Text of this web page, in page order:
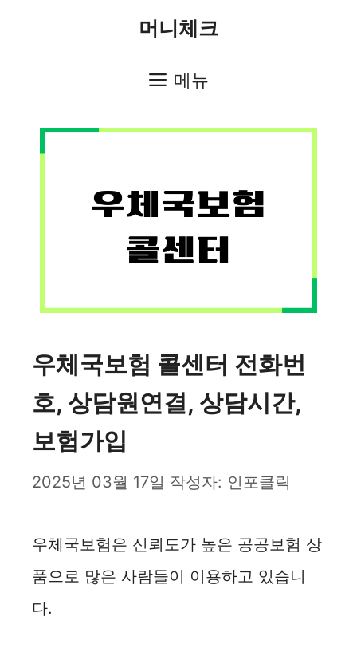
머니체크
메뉴
우체국보험 콜센터 전화번
호, 상담원연결, 상담시간,
보험가입
2025년 03월 17일 작성자: 인포클릭
우체국보험은 신뢰도가 높은 공공보험 상
품으로 많은 사람들이 이용하고 있습니
다.